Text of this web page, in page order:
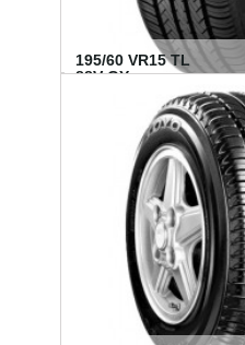
195/60 VR15 TL
88V GY...